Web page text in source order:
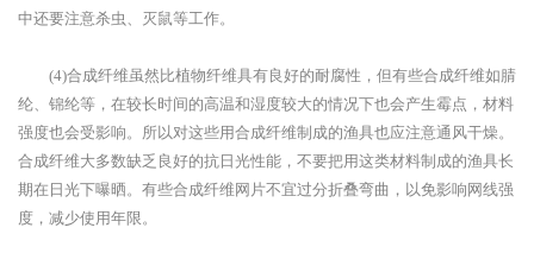
中还要注意杀虫、灭鼠等工作。
(4)合成纤维虽然比植物纤维具有良好的耐腐性，但有些合成纤维如腈
纶、锦纶等，在较长时间的高温和湿度较大的情况下也会产生霉点，材料
强度也会受影响。所以对这些用合成纤维制成的渔具也应注意通风干燥。
合成纤维大多数缺乏良好的抗日光性能，不要把用这类材料制成的渔具长
期在日光下曝晒。有些合成纤维网片不宜过分折叠弯曲，以免影响网线强
度，减少使用年限。